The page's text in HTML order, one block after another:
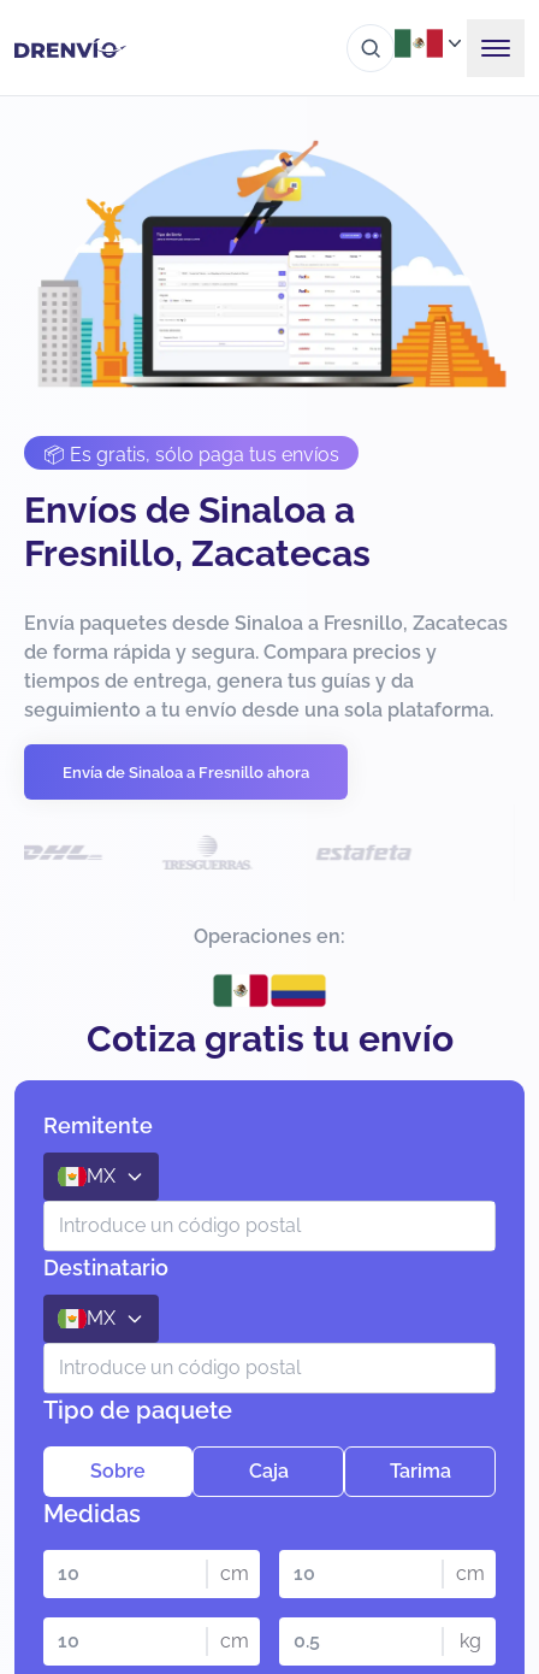
📦 Es gratis, sólo paga tus envíos
Envíos de Sinaloa a
Fresnillo, Zacatecas
Envía paquetes desde Sinaloa a Fresnillo, Zacatecas
de forma rápida y segura. Compara precios y
tiempos de entrega, genera tus guías y da
seguimiento a tu envío desde una sola plataforma.
Envía de Sinaloa a Fresnillo ahora
Operaciones en:
Cotiza gratis tu envío
Remitente
MX
Destinatario
MX
Tipo de paquete
Sobre Caja Tarima
Medidas
cm cm
cm kg